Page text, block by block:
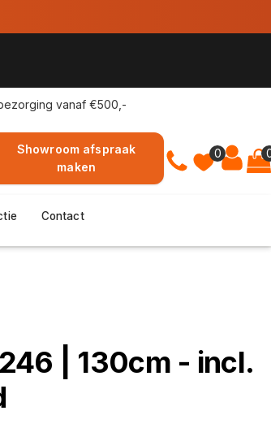
vanaf €500,-
0
Showroom afspraak
maken
Contact
| 130cm - incl.